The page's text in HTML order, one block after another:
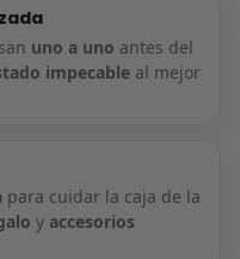
uno a uno antes del
impecableal mejor
para cuidar la caja de la
y accesorios